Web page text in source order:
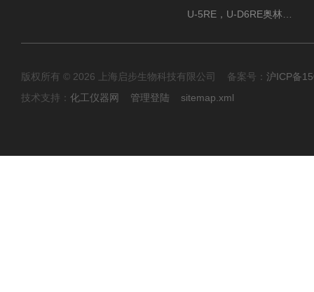
版权所有 © 2026 上海启步生物科技有限公司 备案号： 沪ICP备
技术支持： 化工仪器网 管理登陆 sitemap.xml